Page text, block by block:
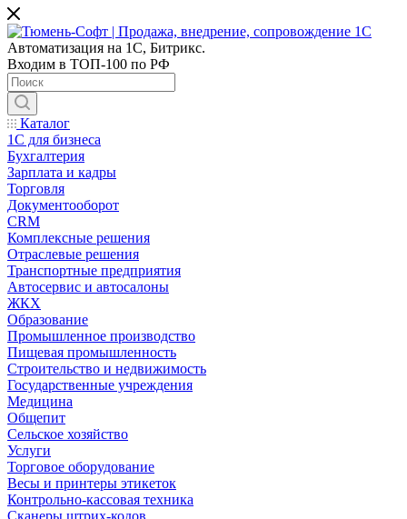
Автоматизация на 1С, Битрикс.
Входим в ТОП-100 по РФ
Каталог
1С для бизнеса
Бухгалтерия
Зарплата и кадры
Торговля
Документооборот
CRM
Комплексные решения
Отраслевые решения
Транспортные предприятия
Автосервис и автосалоны
ЖКХ
Образование
Промышленное производство
Пищевая промышленность
Строительство и недвижимость
Государственные учреждения
Медицина
Общепит
Сельское хозяйство
Услуги
Торговое оборудование
Весы и принтеры этикеток
Контрольно-кассовая техника
Сканеры штрих-кодов